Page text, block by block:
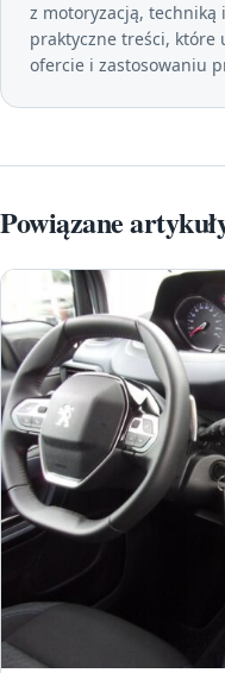
z motoryzacją, techniką
praktyczne treści, które
ofercie i zastosowaniu
Powiązane